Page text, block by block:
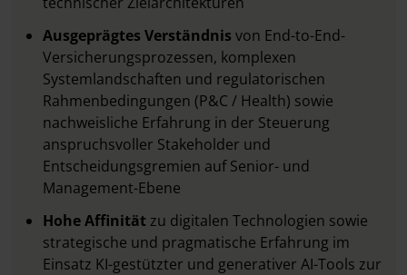
Ausgeprägtes Verständnis von End-to-End-
Versicherungsprozessen, komplexen
Systemlandschaften und regulatorischen
Rahmenbedingungen (P&C / Health) sowie
nachweisliche Erfahrung in der Steuerung
anspruchsvoller Stakeholder und
Entscheidungsgremien auf Senior- und
Management-Ebene
Hohe Affinität zu digitalen Technologien sowie
strategische und pragmatische Erfahrung im
Einsatz KI-gestützter und generativer AI-Tools zur